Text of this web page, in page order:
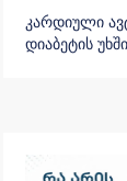
კარდიული
დიაბეტის